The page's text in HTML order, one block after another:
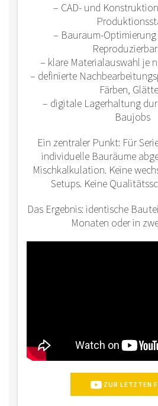
– CAD- und
– Bauraum-
– klare Materialauswahl je
– definierte
Färben,
– digitale Lagerhaltung
Baujobs
Ein zentraler Punkt: Für
individuelle Bauräume
Mischkalkulation. Keine
Setups. Keine
Das Ergebnis: identische
Monaten oder in
ZUR LETZTEN